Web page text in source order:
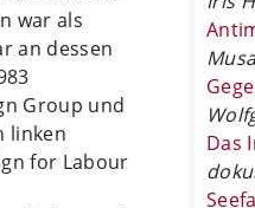
war als
an dessen
Group und
linken
for Labour
Das